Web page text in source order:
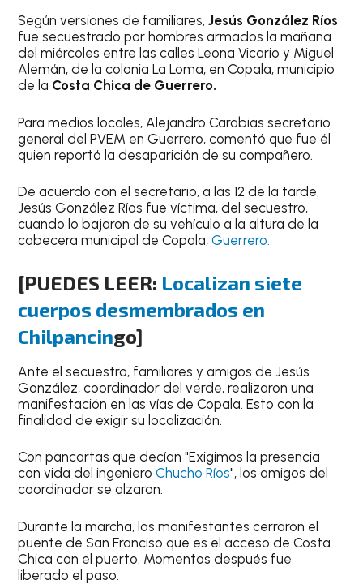
Según versiones de familiares,Jesús González Ríos
fue secuestrado por hombres armados la mañana
del miércoles entre las calles Leona Vicario y Miguel
Alemán, de la colonia La Loma, en Copala, municipio
de la Costa Chica de Guerrero.
Para medios locales, Alejandro Carabias secretario
general del PVEM en Guerrero, comentó que fue él
quien reportó la desaparición de su compañero.
De acuerdo con el secretario, a las 12 de la tarde,
Jesús González Ríos fue víctima, del secuestro,
cuando lo bajaron de su vehículo a la altura de la
cabecera municipal de Copala, Guerrero.
[PUEDES LEER: Localizan siete
cuerpos desmembrados en
Chilpancingo]
Ante el secuestro, familiares y amigos de Jesús
González, coordinador del verde, realizaron una
manifestación en las vías de Copala. Esto con la
finalidad de exigir su localización.
Con pancartas que decían "Exigimos la presencia
con vida del ingenieroChucho Ríos", los amigos del
coordinador se alzaron.
Durante la marcha, los manifestantes cerraron el
puente de San Franciso que es el acceso de Costa
Chica con el puerto. Momentos después fue
liberado el paso.